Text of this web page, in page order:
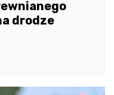
drodze